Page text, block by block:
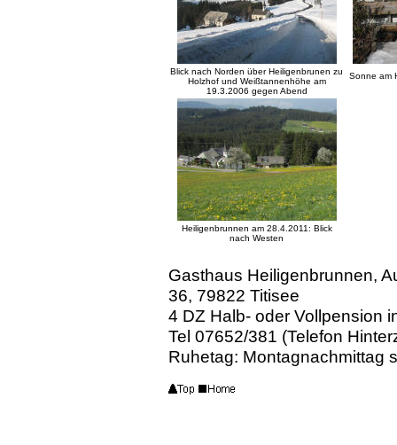
Blick nach Norden über Heiligenbrunen zu
Holzhof und Weißtannenhöhe am
19.3.2006 gegen Abend
Sonne am
Heiligenbrunnen am 28.4.2011: Blick
nach Westen
Gasthaus Heiligenbrunnen,
36, 79822 Titisee
4 DZ Halb- oder Vollpension
Tel 07652/381 (Telefon
Ruhetag: Montagnachmittag